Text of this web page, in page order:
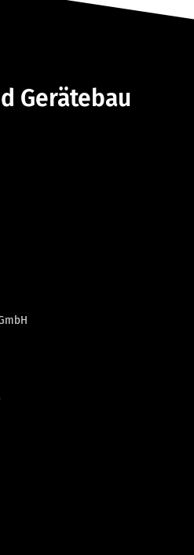
Gerätebau